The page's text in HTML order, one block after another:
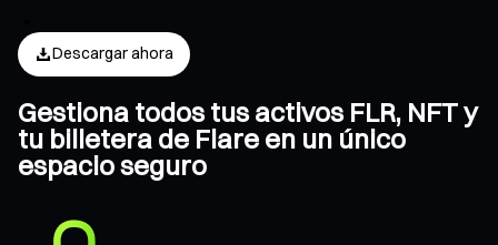
Descargar ahora
Gestiona todos tus activos FLR, NFT y
tu billetera de Flare en un único
espacio seguro